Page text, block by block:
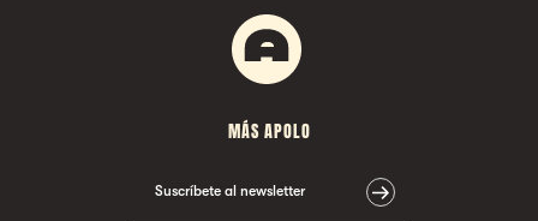
MÁS APOLO
Suscríbete al newsletter